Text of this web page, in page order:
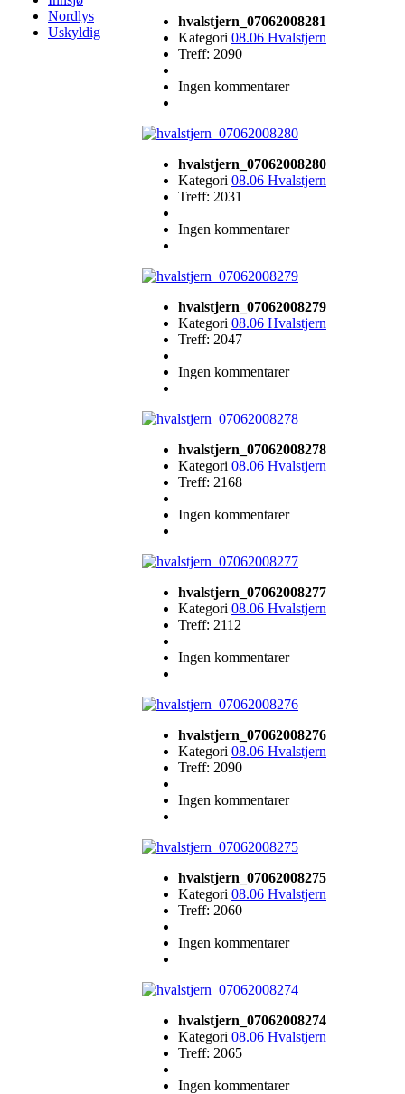
Nordlys
Uskyldig
hvalstjern_07062008281
Kategori 08.06 Hvalstjern
Treff: 2090
Ingen kommentarer
hvalstjern_07062008280
Kategori 08.06 Hvalstjern
Treff: 2031
Ingen kommentarer
hvalstjern_07062008279
Kategori 08.06 Hvalstjern
Treff: 2047
Ingen kommentarer
hvalstjern_07062008278
Kategori 08.06 Hvalstjern
Treff: 2168
Ingen kommentarer
hvalstjern_07062008277
Kategori 08.06 Hvalstjern
Treff: 2112
Ingen kommentarer
hvalstjern_07062008276
Kategori 08.06 Hvalstjern
Treff: 2090
Ingen kommentarer
hvalstjern_07062008275
Kategori 08.06 Hvalstjern
Treff: 2060
Ingen kommentarer
hvalstjern_07062008274
Kategori 08.06 Hvalstjern
Treff: 2065
Ingen kommentarer